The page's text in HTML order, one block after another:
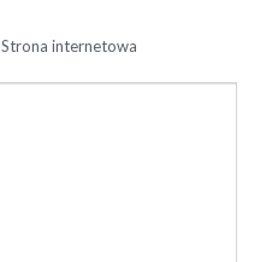
Strona internetowa